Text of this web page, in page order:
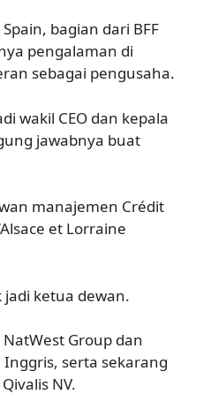
bagian dari BFF
pengalaman di
sebagai pengusaha.
wakil CEO dan kepala
jawabnya buat
manajemen Crédit
et Lorraine
ketua dewan.
Group dan
Inggris, serta sekarang
NV.